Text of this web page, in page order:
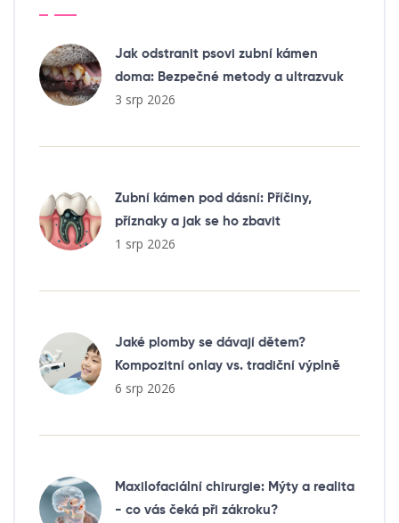
Jak odstranit psovi zubní kámen
doma: Bezpečné metody a ultrazvuk
3 srp 2026
Zubní kámen pod dásní: Příčiny,
příznaky a jak se ho zbavit
1 srp 2026
Jaké plomby se dávají dětem?
Kompozitní onlay vs. tradiční výplně
6 srp 2026
Maxilofaciální chirurgie: Mýty a realita
- co vás čeká při zákroku?